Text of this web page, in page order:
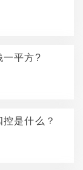
一平方?
是什么？